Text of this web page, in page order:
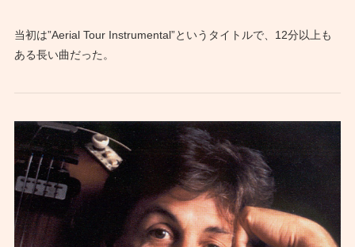
当初は”Aerial Tour Instrumental”というタイトルで、12分以上も
ある長い曲だった。